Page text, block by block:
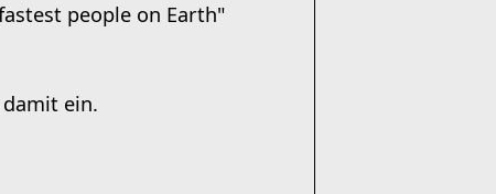
people on Earth"
ein.